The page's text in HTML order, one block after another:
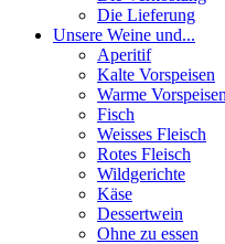
Die Lieferung
Unsere Weine und...
Aperitif
Kalte Vorspeisen
Warme Vorspeisen
Fisch
Weisses Fleisch
Rotes Fleisch
Wildgerichte
Käse
Dessertwein
Ohne zu essen